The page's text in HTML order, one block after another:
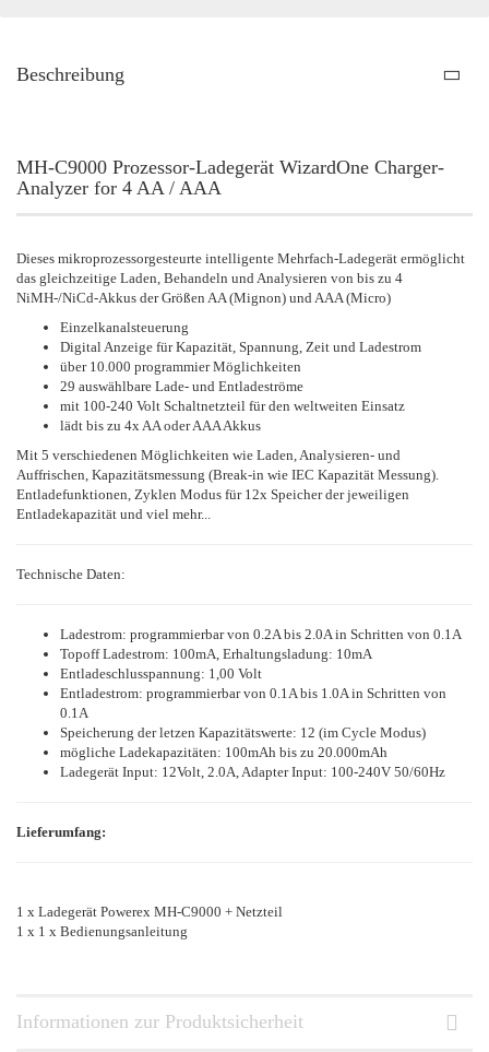
Beschreibung
MH-C9000 Prozessor-Ladegerät WizardOne Charger-
Analyzer for 4 AA / AAA
Dieses mikroprozessorgesteurte intelligente Mehrfach-Ladegerät ermöglicht
das gleichzeitige Laden, Behandeln und Analysieren von bis zu 4
NiMH-/NiCd-Akkus der Größen AA (Mignon) und AAA (Micro)
Einzelkanalsteuerung
Digital Anzeige für Kapazität, Spannung, Zeit und Ladestrom
über 10.000 programmier Möglichkeiten
29 auswählbare Lade- und Entladeströme
mit 100-240 Volt Schaltnetzteil für den weltweiten Einsatz
lädt bis zu 4x AA oder AAA Akkus
Mit 5 verschiedenen Möglichkeiten wie Laden, Analysieren- und
Auffrischen, Kapazitätsmessung (Break-in wie IEC Kapazität Messung).
Entladefunktionen, Zyklen Modus für 12x Speicher der jeweiligen
Entladekapazität und viel mehr...
Technische Daten:
Ladestrom: programmierbar von 0.2A bis 2.0A in Schritten von 0.1A
Topoff Ladestrom: 100mA, Erhaltungsladung: 10mA
Entladeschlusspannung: 1,00 Volt
Entladestrom: programmierbar von 0.1A bis 1.0A in Schritten von
0.1A
Speicherung der letzen Kapazitätswerte: 12 (im Cycle Modus)
mögliche Ladekapazitäten: 100mAh bis zu 20.000mAh
Ladegerät Input: 12Volt, 2.0A, Adapter Input: 100-240V 50/60Hz
Lieferumfang:
1 x Ladegerät Powerex MH-C9000 + Netzteil
1 x 1 x Bedienungsanleitung
Informationen zur Produktsicherheit